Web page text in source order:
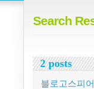
Search
2 posts
블로고스피